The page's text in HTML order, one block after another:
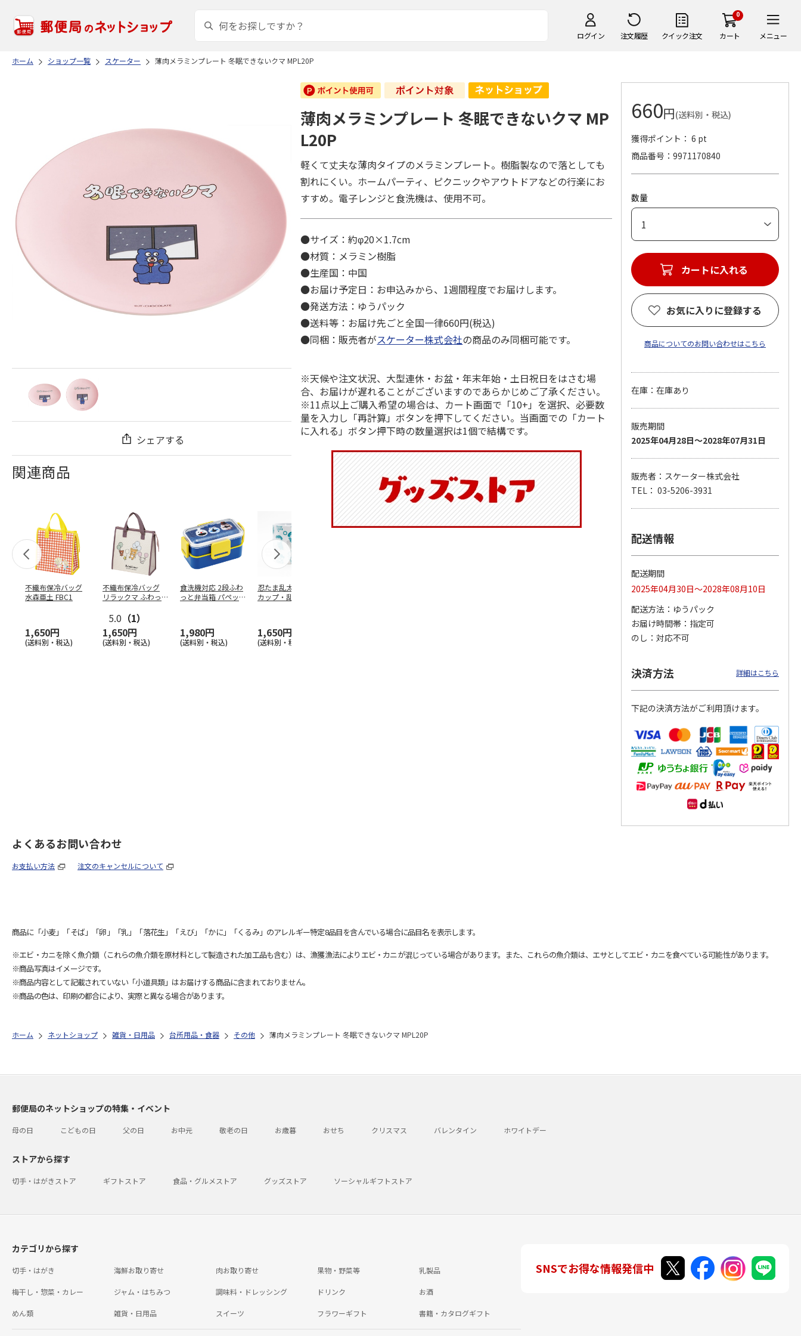
ログイン 注文履歴 クイック注文
0
カート メニュー
ホーム ショップ一覧 スケーター 薄肉メラミンプレート 冬眠できないクマ MPL20P
シェアする
関連商品
不織布保冷バッグ
水森亜土 FBC1
1,650円
(送料別・税込)
不織布保冷バッグ
リラックマ ふわっ
5.0 （1）
1,650円
(送料別・税込)
食洗機対応 2段ふわ
っと弁当箱 パペッ
1,980円
(送料別・税込)
忍たま乱太郎 マグ
カップ・乱太郎・き
1,650円
(送料別・税込)
ふわっとフタタイト
パペットスンスン
R…
1,485円
(送料別・税込)
八角形ステンレスマ
薄肉メラミンプレート 冬眠できないクマ MP
L20P
軽くて丈夫な薄肉タイプのメラミンプレート。樹脂製なので落としても
割れにくい。ホームパーティ、ピクニックやアウトドアなどの行楽にお
すすめ。電子レンジと食洗機は、使用不可。
●サイズ：約φ20×1.7cm
●材質：メラミン樹脂
●生産国：中国
●お届け予定日：お申込みから、1週間程度でお届けします。
●発送方法：ゆうパック
●送料等：お届け先ごと全国一律660円(税込)
●同梱：販売者がスケーター株式会社の商品のみ同梱可能です。
※天候や注文状況、大型連休・お盆・年末年始・土日祝日をはさむ場
合、お届けが遅れることがございますのであらかじめご了承ください。
※11点以上ご購入希望の場合は、カート画面で「10+」を選択、必要数
量を入力し「再計算」ボタンを押下してください。当画面での「カート
に入れる」ボタン押下時の数量選択は1個で結構です。
660円(送料別・税込)
獲得ポイント： 6 pt
商品番号
9971170840
数量
カートに入れる
お気に入りに登録する
商品についてのお問い合わせはこちら
在庫：在庫あり
販売期間
2025年04月28日～2028年07月31日
販売者：スケーター株式会社
TEL： 03-5206-3931
配送情報
配送期間
2025年04月30日～2028年08月10日
配送方法
ゆうパック
お届け時間帯
指定可
のし
対応不可
決済方法 詳細はこちら
下記の決済方法がご利用頂けます。
よくあるお問い合わせ
お支払い方法 注文のキャンセルについて
商品に「小麦」「そば」「卵」「乳」「落花生」「えび」「かに」「くるみ」のアレルギー特定8品目を含んでいる場合に品目名を表示します。
※エビ・カニを除く魚介類（これらの魚介類を原材料として製造された加工品も含む）は、漁獲漁法によりエビ・カニが混じっている場合があります。また、これらの魚介類は、エサとしてエビ・カニを食べている可能性があります。
※商品写真はイメージです。
※商品内容として記載されていない「小道具類」はお届けする商品に含まれておりません。
※商品の色は、印刷の都合により、実際と異なる場合があります。
ホーム ネットショップ 雑貨・日用品 台所用品・食器 その他 薄肉メラミンプレート 冬眠できないクマ MPL20P
郵便局のネットショップの特集・イベント
母の日 こどもの日 父の日 お中元 敬老の日 お歳暮 おせち クリスマス バレンタイン ホワイトデー
ストアから探す
切手・はがきストア ギフトストア 食品・グルメストア グッズストア ソーシャルギフトストア
カテゴリから探す
切手・はがき 海鮮お取り寄せ 肉お取り寄せ 果物・野菜等 乳製品
梅干し・惣菜・カレー ジャム・はちみつ 調味料・ドレッシング ドリンク お酒
めん類 雑貨・日用品 スイーツ フラワーギフト 書籍・カタログギフト
SNSでお得な情報発信中